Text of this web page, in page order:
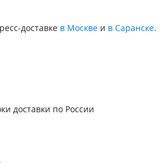
доставке в Москве и в Саранске.
доставки по России